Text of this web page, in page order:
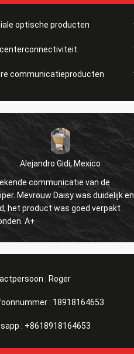
optische producten
communicatieproducten
Alejandro Gidi, Mexico
communicatie van de
Mevrouw Daisy was duidelijk en
het product was goed verpakt
A+
: Roger
: 18918164653
: +8618918164653